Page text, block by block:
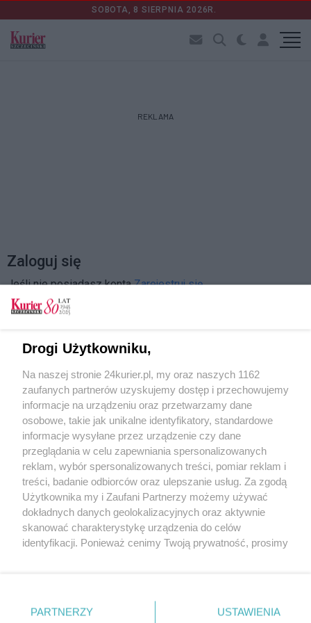
SOBOTA, 8 SIERPNIA 2026R.
REKLAMA
Zaloguj się
Jeśli nie posiadasz kontaZarejestruj się
Zapamiętać?
Zaloguj
Zapomniałem hasła
Copyright © 2022 Kurier Szczeciński sp. z o.o.
Drogi Użytkowniku,
Na naszej stronie 24kurier.pl, my oraz naszych 1162
zaufanych partnerów uzyskujemy dostęp i przechowujemy
informacje na urządzeniu oraz przetwarzamy dane
osobowe, takie jak unikalne identyfikatory, standardowe
informacje wysyłane przez urządzenie czy dane
przeglądania w celu zapewniania spersonalizowanych
reklam, wybór spersonalizowanych treści, pomiar reklam i
treści, badanie odbiorców oraz ulepszanie usług. Za zgodą
Użytkownika my i Zaufani Partnerzy możemy używać
dokładnych danych geolokalizacyjnych oraz aktywnie
skanować charakterystykę urządzenia do celów
identyfikacji. Ponieważ cenimy Twoją prywatność, prosimy
prywatności znajdujący się w lewym dolnym rogu strony
. Niektóre rodzaje przetwarzania danych nie wymagają
PARTNERZY USTAWIENIA